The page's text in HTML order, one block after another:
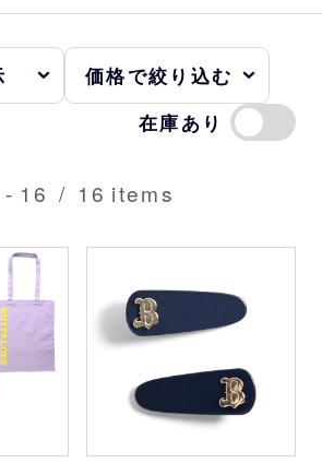
在庫あり
- 16 / 16 items